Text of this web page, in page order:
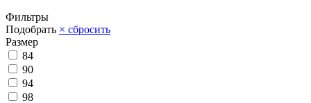
Фильтры
Подобрать × сбросить
Размер
84
90
94
98